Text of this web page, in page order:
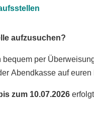
aufzusuchen?
bequem per
Abendkasse auf euren
zum 10.07.2026